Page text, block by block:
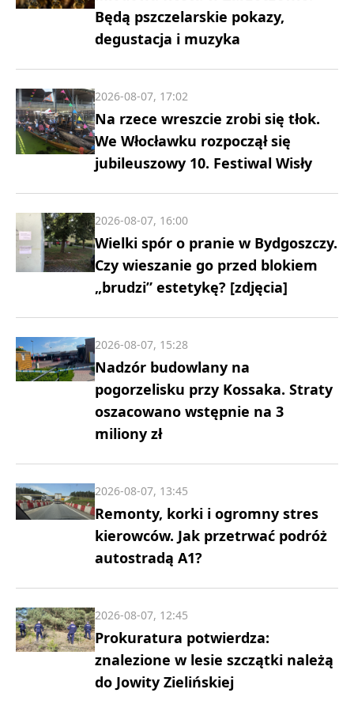
Będą pszczelarskie pokazy,
degustacja i muzyka
Na rzece wreszcie zrobi się tłok.
We Włocławku rozpoczął się
jubileuszowy 10. Festiwal Wisły
2026-08-07, 17:02
Wielki spór o pranie w Bydgoszczy.
Czy wieszanie go przed blokiem
„brudzi” estetykę? [zdjęcia]
2026-08-07, 16:00
Nadzór budowlany na
pogorzelisku przy Kossaka. Straty
oszacowano wstępnie na 3
miliony zł
2026-08-07, 15:28
Remonty, korki i ogromny stres
kierowców. Jak przetrwać podróż
autostradą A1?
2026-08-07, 13:45
Prokuratura potwierdza:
znalezione w lesie szczątki należą
do Jowity Zielińskiej
2026-08-07, 12:45